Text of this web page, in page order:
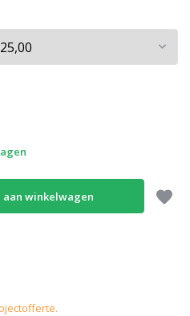
aan winkelwagen